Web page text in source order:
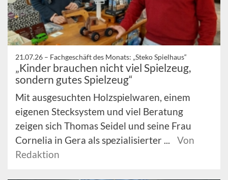
21.07.26 – Fachgeschäft des Monats: „Steko Spielhaus“
„Kinder brauchen nicht viel Spielzeug,
sondern gutes Spielzeug“
Mit ausgesuchten Holzspielwaren, einem
eigenen Stecksystem und viel Beratung
zeigen sich Thomas Seidel und seine Frau
Cornelia in Gera als spezialisierter ...
Von
Redaktion